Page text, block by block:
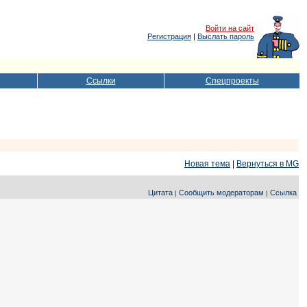
Войти на сайт
Регистрация | Выслать пароль
Ссылки Спецпроекты
Новая тема
Вернуться в MG
Цитата | Сообщить модераторам | Ссылка